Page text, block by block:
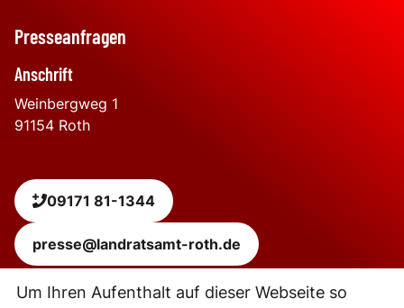
Presseanfragen
Anschrift
Weinbergweg 1
91154 Roth
09171 81-1344
presse@landratsamt-roth.de
Leaflet |Powered by Geoapify| © OpenStreetMapcontributors
Um Ihren Aufenthalt auf dieser Webseite so